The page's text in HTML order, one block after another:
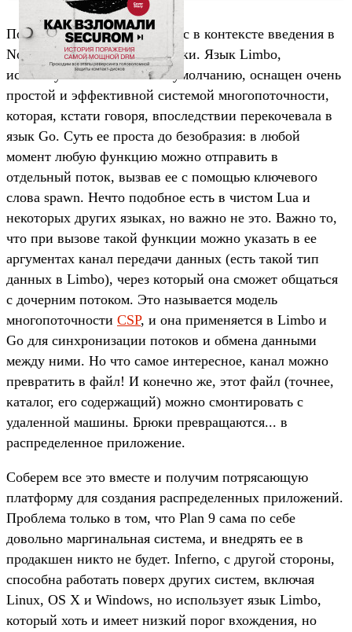
Последнее, что важно для нас в контексте введения в
Node9, — это каналы и потоки. Язык Limbo,
используемый в Inferno по умолчанию, оснащен очень
простой и эффективной системой многопоточности,
которая, кстати говоря, впоследствии перекочевала в
язык Go. Суть ее проста до безобразия: в любой
момент любую функцию можно отправить в
отдельный поток, вызвав ее с помощью ключевого
слова spawn. Нечто подобное есть в чистом Lua и
некоторых других языках, но важно не это. Важно то,
что при вызове такой функции можно указать в ее
аргументах канал передачи данных (есть такой тип
данных в Limbo), через который она сможет общаться
с дочерним потоком. Это называется модель
многопоточности CSP, и она применяется в Limbo и
Go для синхронизации потоков и обмена данными
между ними. Но что самое интересное, канал можно
превратить в файл! И конечно же, этот файл (точнее,
каталог, его содержащий) можно смонтировать с
удаленной машины. Брюки превращаются... в
распределенное приложение.
Соберем все это вместе и получим потрясающую
платформу для создания распределенных приложений.
Проблема только в том, что Plan 9 сама по себе
довольно маргинальная система, и внедрять ее в
продакшен никто не будет. Inferno, с другой стороны,
способна работать поверх других систем, включая
Linux, OS X и Windows, но использует язык Limbo,
который хоть и имеет низкий порог вхождения, но